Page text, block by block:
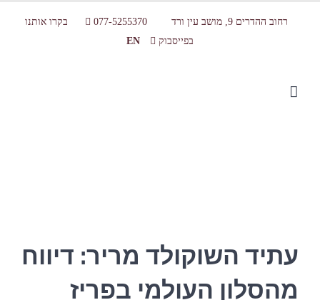
רחוב ההדרים 9, מושב עין ורד 077-5255370
בקרו אותנו
בפייסבוק
EN
עתיד השוקולד מריר: דיווח
מהסלון העולמי בפריז